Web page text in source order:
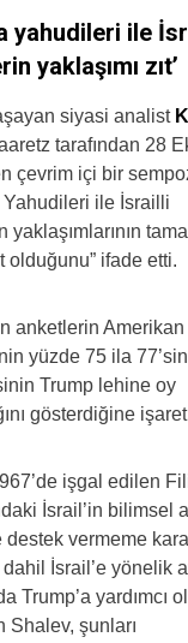
yahudileri ile
yaklaşımı zıt’
siyasi analist
tarafından 28
çevrim içi bir
Yahudileri ile İsrailli
yaklaşımlarının
olduğunu” ifade etti.
anketlerin Amerikan
yüzde 75 ila
Trump lehine oy
gösterdiğine
işgal edilen
İsrail’in bilimsel
vermeme
dahil İsrail’e yönelik
Trump’a yardımcı
Shalev, şunları